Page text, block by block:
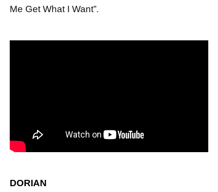
Me Get What I Want”.
DORIAN